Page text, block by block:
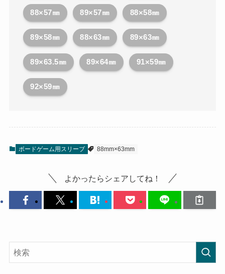
88×57㎜ 89×57㎜ 88×58㎜
89×58㎜ 88×63㎜ 89×63㎜
89×63.5㎜ 89×64㎜ 91×59㎜
92×59㎜
ボードゲーム用スリーブ 88mm×63mm
よかったらシェアしてね！